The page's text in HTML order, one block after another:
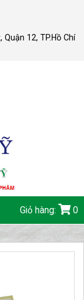
12, TP.Hồ Chí
Giỏ hàng: 0